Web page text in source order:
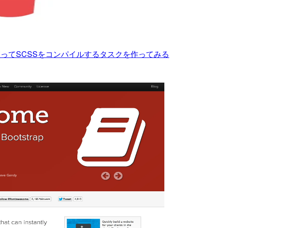
てSCSSをコンパイルするタスクを作ってみる